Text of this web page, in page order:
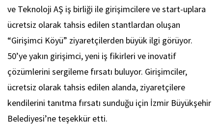
ve Teknoloji AŞ iş birliği ile girişimcilere ve start-uplara
ücretsiz olarak tahsis edilen stantlardan oluşan
“Girişimci Köyü” ziyaretçilerden büyük ilgi görüyor.
50’ye yakın girişimci, yeni iş fikirleri ve inovatif
çözümlerini sergileme fırsatı buluyor. Girişimciler,
ücretsiz olarak tahsis edilen alanda, ziyaretçilere
kendilerini tanıtma fırsatı sunduğu için İzmir Büyükşehir
Belediyesi’ne teşekkür etti.